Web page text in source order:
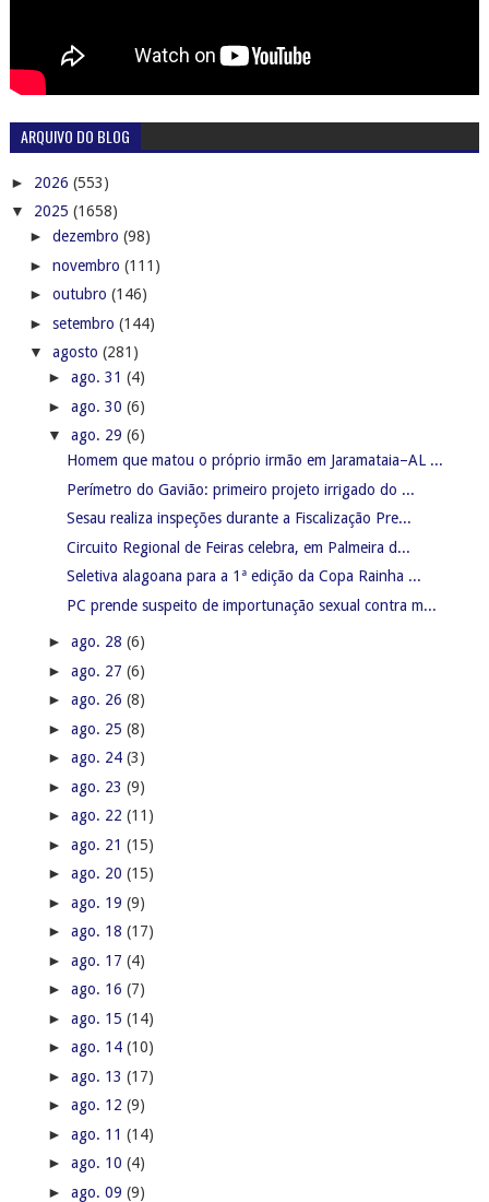
ARQUIVO DO BLOG
► 2026 (553)
▼ 2025 (1658)
► dezembro (98)
► novembro (111)
► outubro (146)
► setembro (144)
▼ agosto (281)
► ago. 31 (4)
► ago. 30 (6)
▼ ago. 29 (6)
Homem que matou o próprio irmão em Jaramataia–AL ...
Perímetro do Gavião: primeiro projeto irrigado do ...
Sesau realiza inspeções durante a Fiscalização Pre...
Circuito Regional de Feiras celebra, em Palmeira d...
Seletiva alagoana para a 1ª edição da Copa Rainha ...
PC prende suspeito de importunação sexual contra m...
► ago. 28 (6)
► ago. 27 (6)
► ago. 26 (8)
► ago. 25 (8)
► ago. 24 (3)
► ago. 23 (9)
► ago. 22 (11)
► ago. 21 (15)
► ago. 20 (15)
► ago. 19 (9)
► ago. 18 (17)
► ago. 17 (4)
► ago. 16 (7)
► ago. 15 (14)
► ago. 14 (10)
► ago. 13 (17)
► ago. 12 (9)
► ago. 11 (14)
► ago. 10 (4)
► ago. 09 (9)